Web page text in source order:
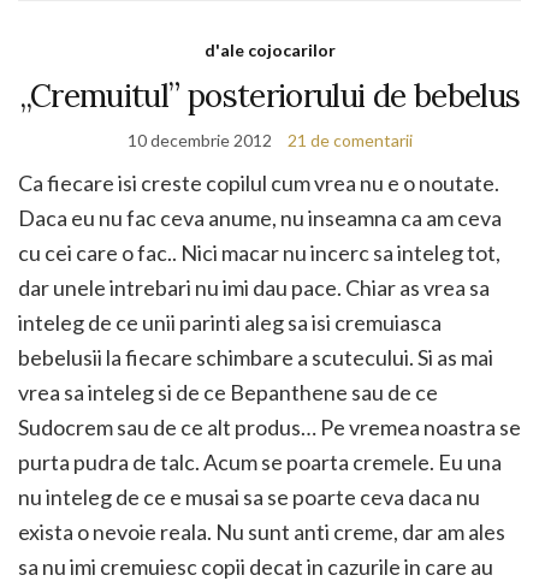
d'ale cojocarilor
„Cremuitul” posteriorului de bebelus
10 decembrie 2012 21 de comentarii
Ca fiecare isi creste copilul cum vrea nu e o noutate.
Daca eu nu fac ceva anume, nu inseamna ca am ceva
cu cei care o fac.. Nici macar nu incerc sa inteleg tot,
dar unele intrebari nu imi dau pace. Chiar as vrea sa
inteleg de ce unii parinti aleg sa isi cremuiasca
bebelusii la fiecare schimbare a scutecului. Si as mai
vrea sa inteleg si de ce Bepanthene sau de ce
Sudocrem sau de ce alt produs… Pe vremea noastra se
purta pudra de talc. Acum se poarta cremele. Eu una
nu inteleg de ce e musai sa se poarte ceva daca nu
exista o nevoie reala. Nu sunt anti creme, dar am ales
sa nu imi cremuiesc copii decat in cazurile in care au